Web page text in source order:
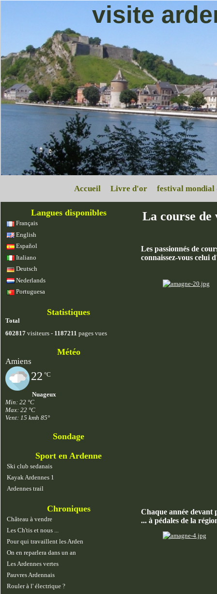
visite
Accueil Livre d'or festival mondial
Langues disponibles
Français
English
Español
Italiano
Deutsch
Nederlands
Portuguesa
Statistiques
Total
602817 visiteurs - 1187211 pages vues
Météo
Amiens
22 °C
Nuageux
Min: 22 °C
Max: 22 °C
Vent: 15 kmh 85°
Sondage
Sport en Ardenne
Ski club sedanais
Kayak Ardennes 1
Ardennes trail
Chroniques
Château à vendre
Les Ch'tis et nous ...
Pour qui travaillent les Arden
On en reparlera dans un an
Les Ardennes vertes
Pauvres Ardennais
Rouler à l' électrique ?
La course de
Les passionnés de
connaissez-vous celui
Chaque année devant
... à pédales de la